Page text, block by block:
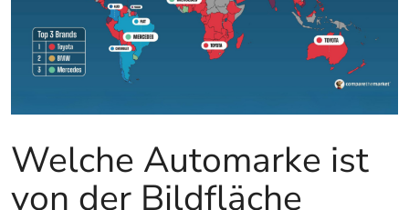
Welche Automarke ist
von der Bildfläche